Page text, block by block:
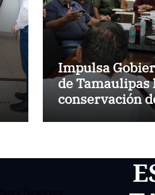
Impulsa
de Tamaulipas
conservación
histórico